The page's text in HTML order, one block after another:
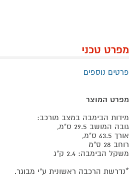
מפרט טכני
פרטים נוספים
מפרט המוצר
מידות הבימבה במצב מורכב:
גובה המושב 29.5 ס"מ,
אורך 63.5 ס"מ,
רוחב 28 ס"מ
משקל הבימבה: 2.4 ק"ג
*נדרשת הרכבה ראשונית ע"י מבוגר.